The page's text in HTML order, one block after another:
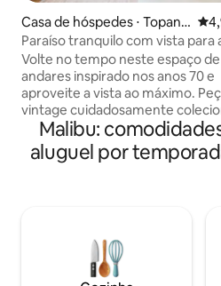
Casa de hóspedes ⋅ Topang
a
Paraíso tranquilo com vista para
montanha e cozinha completa
Volte no tempo neste espaço
andares inspirado nos anos 70 e
aproveite a vista ao máximo.
vintage cuidadosamente
se misturam com inúmeras
livros abundantes e um toca-
Observe a vida selvagem
Fernwood porque é o mais verde
exuberante da camada marinha
oceano), por isso, se você tiver
Malibu:
aluguel por